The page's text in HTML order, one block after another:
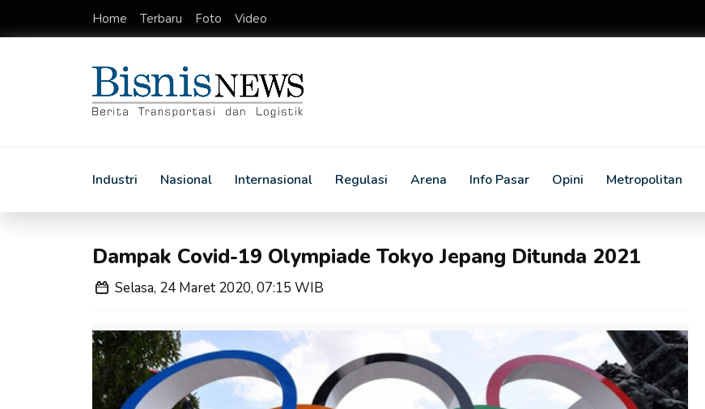
Home Terbaru Foto Video
Industri Nasional Internasional Regulasi Arena Info Pasar Opini Metropolitan
Dampak Covid-19 Olympiade Tokyo Jepang Ditunda 2021
Selasa, 24 Maret 2020, 07:15 WIB